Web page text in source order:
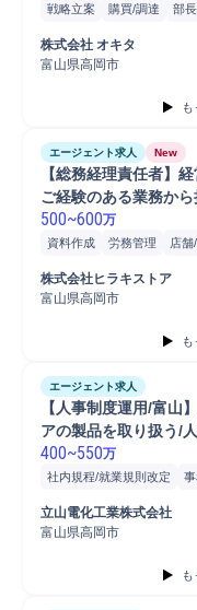
戦略立案 購買/調達 部
マネジメント
資金調達
経理/財務部門連
株式会社 オキタ
富山県高岡市
エージェント求人 New
【総務経理責任者】
ご経験のある業務か
500~600万
資料作成 労務管理 店舗
店舗運営
PC
自動車/輸送機械
株式会社ヒラキストア
富山県高岡市
エージェント求人
【人事制度運用/富山
アの製品を取り扱う/
400~550万
社内規程/就業規則改定
評価制度改定
立山電化工業株式会社
富山県高岡市